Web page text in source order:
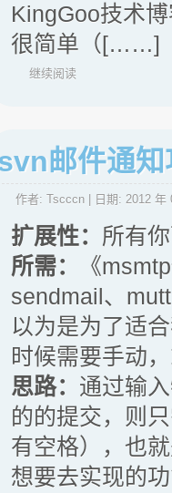
KingGoo技术
很简单（[……]
继续阅读
邮件通知
作者: Tscccn | 日期: 2012 年
扩展性： 所有
所需：
《
sendmail、
以为是为了适
时候需要手动
思路： 通过输
的的提交，则
有空格），也
想要去实现的